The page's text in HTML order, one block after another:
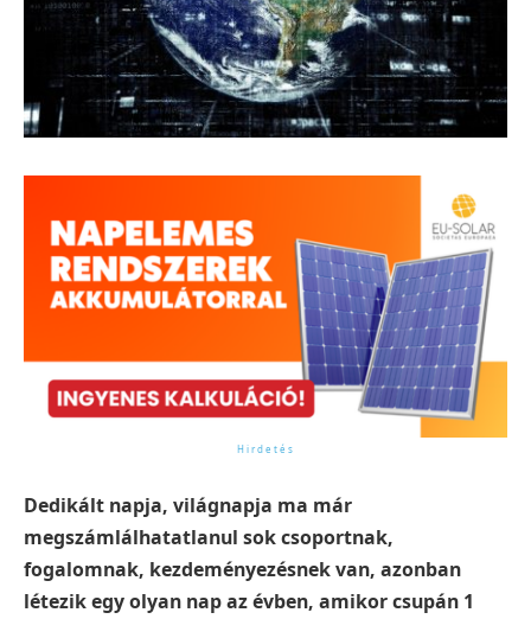
Dedikált napja, világnapja ma már
megszámlálhatatlanul sok csoportnak,
fogalomnak, kezdeményezésnek van, azonban
létezik egy olyan nap az évben, amikor csupán 1